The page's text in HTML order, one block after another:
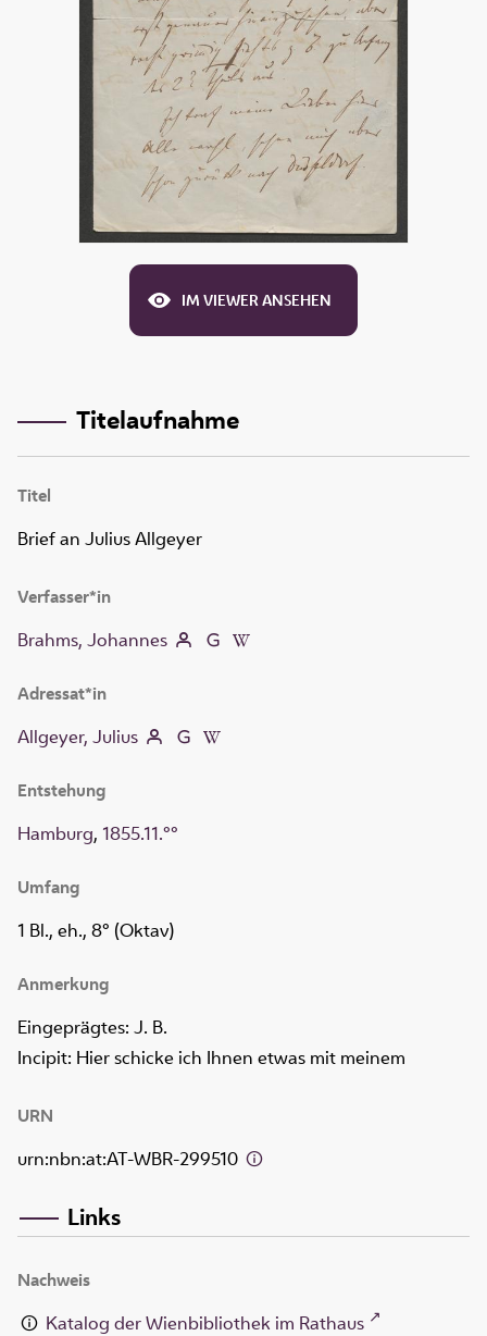
IM VIEWER ANSEHEN
Titelaufnahme
Titel
Brief an Julius Allgeyer
Verfasser*in
Brahms, Johannes
Adressat*in
Allgeyer, Julius
Entstehung
Hamburg, 1855.11.°°
Umfang
1 Bl., eh., 8° (Oktav)
Anmerkung
Eingeprägtes: J. B.
Incipit: Hier schicke ich Ihnen etwas mit meinem
URN
urn:nbn:at:AT-WBR-299510
Links
Nachweis
Katalog der Wienbibliothek im Rathaus